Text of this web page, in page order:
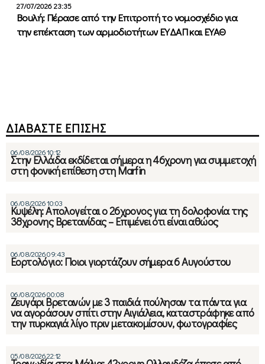
27/07/2026 23:35
Βουλή: Πέρασε από την Επιτροπή το νομοσχέδιο για
την επέκταση των αρμοδιοτήτων ΕΥΔΑΠ και ΕΥΑΘ
ΔΙΑΒΑΣΤΕ ΕΠΙΣΗΣ
06/08/2026 10:12
Στην Ελλάδα εκδίδεται σήμερα η 46χρονη για συμμετοχή
στη φονική επίθεση στη Marfin
06/08/2026 10:03
Κυψέλη: Απολογείται ο 26χρονος για τη δολοφονία της
38χρονης Βρετανίδας – Επιμένει ότι είναι αθώος
06/08/2026 09:43
Εορτολόγιο: Ποιοι γιορτάζουν σήμερα 6 Αυγούστου
06/08/2026 00:08
Ζευγάρι Βρετανών με 3 παιδιά πούλησαν τα πάντα για
να αγοράσουν σπίτι στην Αιγιάλεια, καταστράφηκε από
την πυρκαγιά λίγο πριν μετακομίσουν, φωτογραφίες
05/08/2026 22:12